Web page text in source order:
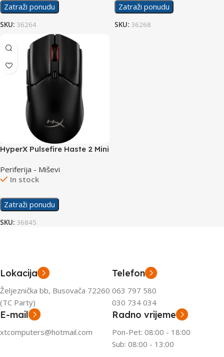
Zatraži ponudu
SKU: 36264
Zatraži ponudu
SKU: 36268
HyperX Pulsefire Haste 2 Mini
Black 7D388AA
Periferija - Miševi
In stock
Zatraži ponudu
SKU: 36845
Lokacija
Željeznička bb, Busovača 72260
(TC Party)
Telefon
063 797 580
030 734 034
E-mail
xtcomputers@hotmail.com
Radno vrijeme
Pon-Pet: 08:00 - 18:00
Sub: 08:00 - 13:00